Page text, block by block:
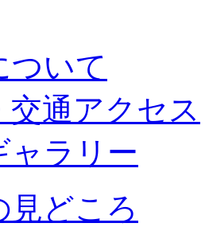
ついて
交通アクセス
ャラリー
見どころ